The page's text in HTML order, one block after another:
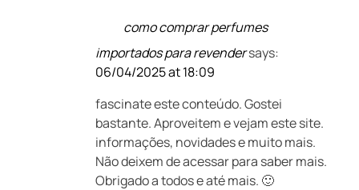
como comprar perfumes
importados para revendersays:
06/04/2025 at 18:09
fascinate este conteúdo. Gostei
bastante. Aproveitem e vejam este site.
informações, novidades e muito mais.
Não deixem de acessar para saber mais.
Obrigado a todos e até mais. 🙂